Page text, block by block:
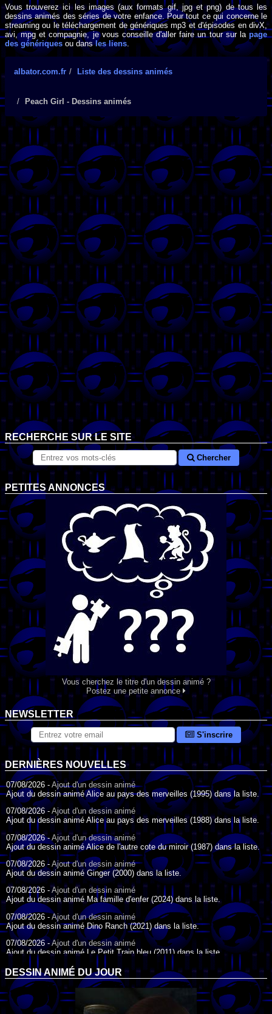
Vous trouverez ici les images (aux formats gif, jpg et png) de tous les
dessins animés des séries de votre enfance. Pour tout ce qui concerne le
streaming ou le téléchargement de génériques mp3 et d'épisodes en divX,
avi, mpg et compagnie, je vous conseille d'aller faire un tour sur la page
des génériques ou dansles liens.
albator.com.fr Liste des dessins animés
Peach Girl - Dessins animés
RECHERCHE SUR LE SITE
Chercher
PETITES ANNONCES
Vous cherchez le titre d'un dessin animé ?
Postez une petite annonce
NEWSLETTER
S'inscrire
DERNIÈRES NOUVELLES
07/08/2026 - Ajout d'un dessin animé
Ajout du dessin animé Alice au pays des merveilles (1995) dans la liste.
07/08/2026 -Ajout d'un dessin animé
Ajout du dessin animé Alice au pays des merveilles (1988) dans la liste.
07/08/2026 -Ajout d'un dessin animé
Ajout du dessin animé Alice de l'autre cote du miroir (1987) dans la liste.
07/08/2026 - Ajout d'un dessin animé
Ajout du dessin animé Ginger (2000) dans la liste.
07/08/2026 - Ajout d'un dessin animé
Ajout du dessin animé Ma famille d'enfer (2024) dans la liste.
07/08/2026 -Ajout d'un dessin animé
Ajout du dessin animé Dino Ranch (2021) dans la liste.
07/08/2026 -Ajout d'un dessin animé
Ajout du dessin animé Le Petit Train bleu (2011) dans la liste.
07/08/2026 -Ajout d'un dessin animé
Ajout du dessin animé Agent Spécial Oso (2009) dans la liste.
17/07/2026 -
Ajout d'un dessin animé
Ajout du dessin animé Peter Pan (1988) dans la liste.
DESSIN ANIMÉ DU JOUR